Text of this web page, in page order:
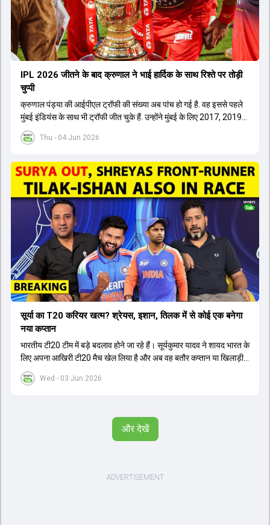
Thu - 04 Jun 2026
IPL 2026 जीतने के बाद क्रुणाल ने भाई हार्द‍िक के साथ र‍िश्ते पर तोड़ी
चुप्पी
क्रुणाल पंड्या की आईपीएल ट्रॉफी की संख्या अब पांच हो गई है. वह इससे पहले
मुंबई इंडियंस के साथ भी ट्रॉफी जीत चुके हैं. उन्होंने मुंबई के लिए 2017, 2019
और 2020 में ट्रॉफी जीती थी.
Wed - 03 Jun 2026
सूर्या का T20 करियर खत्म? श्रेयस, इशान, तिलक में से कोई एक बनेगा
नया कप्तान
भारतीय टी20 टीम में बड़े बदलाव होने जा रहे हैं। सूर्यकुमार यादव ने शायद भारत के
लिए अपना आखिरी टी20 मैच खेल लिया है और अब वह बतौर कप्तान या खिलाड़ी
टीम का हिस्सा नहीं होंगे। आयरलैंड और इंग्लैंड के खिलाफ आगामी टी20 सीरीज के
लिए नए कप्तान की तलाश जारी है। इस रेस में श्रेयस अय्यर सबसे आगे चल रहे
दौड़ से बाहर हैं। आगामी सीरीज के लिए वैभव सूर्यवंशी को तीसरे ओपनर के तौर पर
टीम में शामिल किया जाएगा, जबकि अभिषेक शर्मा और संजू सैमसन पहली पसंद
और देखें